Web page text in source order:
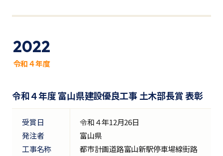
2022
令和４年度
令和４年度 富山県建設優良工事 土木部長賞 表彰
受賞日
令和４年12月26日
発注者
富山県
工事名称
都市計画道路富山新駅停車場線街路